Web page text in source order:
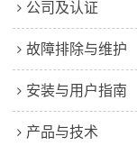
公司及认证
故障排除与维护
安装与用户指南
产品与技术